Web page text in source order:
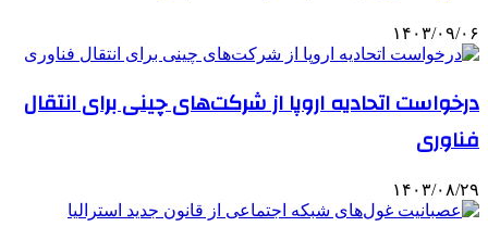
۱۴۰۳/۰۹/۰۶
درخواست اتحادیه اروپا از شرکت‌های چینی برای انتقال
فناوری
۱۴۰۳/۰۸/۲۹